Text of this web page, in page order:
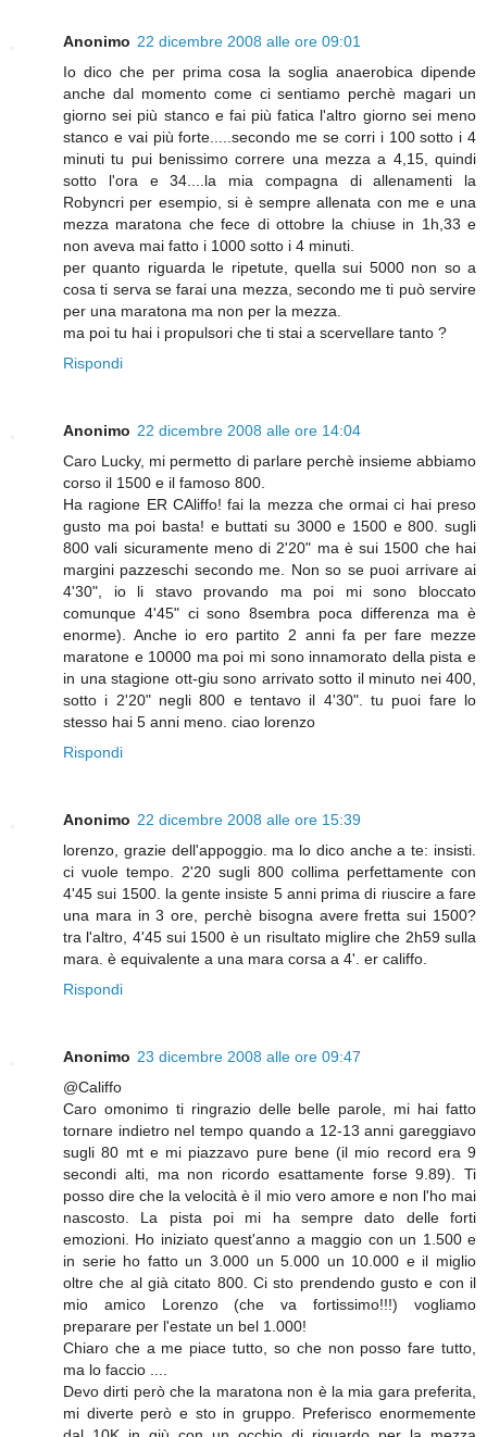
Anonimo 22 dicembre 2008 alle ore 09:01
Io dico che per prima cosa la soglia anaerobica dipende
anche dal momento come ci sentiamo perchè magari un
giorno sei più stanco e fai più fatica l'altro giorno sei meno
stanco e vai più forte.....secondo me se corri i 100 sotto i 4
minuti tu pui benissimo correre una mezza a 4,15, quindi
sotto l'ora e 34....la mia compagna di allenamenti la
Robyncri per esempio, si è sempre allenata con me e una
mezza maratona che fece di ottobre la chiuse in 1h,33 e
non aveva mai fatto i 1000 sotto i 4 minuti.
per quanto riguarda le ripetute, quella sui 5000 non so a
cosa ti serva se farai una mezza, secondo me ti può servire
per una maratona ma non per la mezza.
ma poi tu hai i propulsori che ti stai a scervellare tanto ?
Rispondi
Anonimo 22 dicembre 2008 alle ore 14:04
Caro Lucky, mi permetto di parlare perchè insieme abbiamo
corso il 1500 e il famoso 800.
Ha ragione ER CAliffo! fai la mezza che ormai ci hai preso
gusto ma poi basta! e buttati su 3000 e 1500 e 800. sugli
800 vali sicuramente meno di 2'20" ma è sui 1500 che hai
margini pazzeschi secondo me. Non so se puoi arrivare ai
4'30", io li stavo provando ma poi mi sono bloccato
comunque 4'45" ci sono 8sembra poca differenza ma è
enorme). Anche io ero partito 2 anni fa per fare mezze
maratone e 10000 ma poi mi sono innamorato della pista e
in una stagione ott-giu sono arrivato sotto il minuto nei 400,
sotto i 2'20" negli 800 e tentavo il 4'30". tu puoi fare lo
stesso hai 5 anni meno. ciao lorenzo
Rispondi
Anonimo 22 dicembre 2008 alle ore 15:39
lorenzo, grazie dell'appoggio. ma lo dico anche a te: insisti.
ci vuole tempo. 2'20 sugli 800 collima perfettamente con
4'45 sui 1500. la gente insiste 5 anni prima di riuscire a fare
una mara in 3 ore, perchè bisogna avere fretta sui 1500?
tra l'altro, 4'45 sui 1500 è un risultato miglire che 2h59 sulla
mara. è equivalente a una mara corsa a 4'. er califfo.
Rispondi
Anonimo 23 dicembre 2008 alle ore 09:47
@Califfo
Caro omonimo ti ringrazio delle belle parole, mi hai fatto
tornare indietro nel tempo quando a 12-13 anni gareggiavo
sugli 80 mt e mi piazzavo pure bene (il mio record era 9
secondi alti, ma non ricordo esattamente forse 9.89). Ti
posso dire che la velocità è il mio vero amore e non l'ho mai
nascosto. La pista poi mi ha sempre dato delle forti
emozioni. Ho iniziato quest'anno a maggio con un 1.500 e
in serie ho fatto un 3.000 un 5.000 un 10.000 e il miglio
oltre che al già citato 800. Ci sto prendendo gusto e con il
mio amico Lorenzo (che va fortissimo!!!) vogliamo
preparare per l'estate un bel 1.000!
Chiaro che a me piace tutto, so che non posso fare tutto,
ma lo faccio ....
Devo dirti però che la maratona non è la mia gara preferita,
mi diverte però e sto in gruppo. Preferisco enormemente